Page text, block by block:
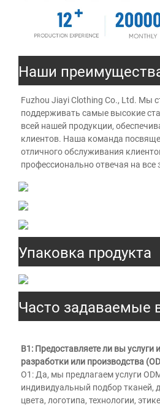
Наши
Fuzhou Jiayi Clothing Co., Ltd. Мы
поддерживать самые высокие
всей нашей продукции,
клиентов. Наша команда
отличного обслуживания
профессионально отвечая на
Упаковка продукта
Часто задаваемые
В1: Предоставляете ли вы услуги
разработки или производства
О1: Да, мы предлагаем услуги
индивидуальный подбор тканей,
цвета, логотипа, технологии,